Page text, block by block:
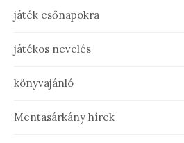
játék esőnapokra
játékos nevelés
könyvajánló
Mentasárkány hírek